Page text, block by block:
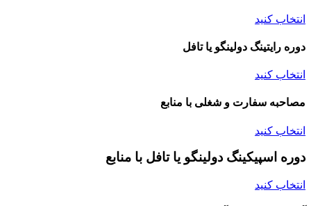
انتخاب کنید
دوره رایتینگ دولینگو یا تافل
انتخاب کنید
مصاحبه سفارت و شغلی با منابع
انتخاب کنید
دوره اسپیکینگ دولینگو یا تافل با منابع
انتخاب کنید